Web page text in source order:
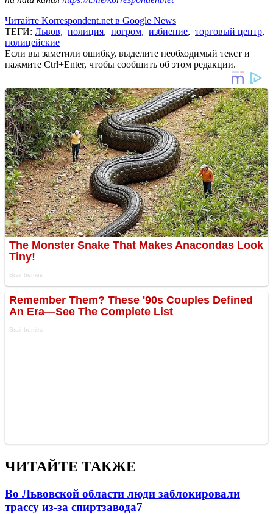
Читайте Korrespondent.net в Google News
ТЕГИ: Львов, полиция, погром, избиение, торговый центр,
полицейские
Если вы заметили ошибку, выделите необходимый текст и
нажмите Ctrl+Enter, чтобы сообщить об этом редакции.
ЧИТАЙТЕ ТАКЖЕ
Во Львовской области люди заблокировали
трассу из-за спиртзавода7